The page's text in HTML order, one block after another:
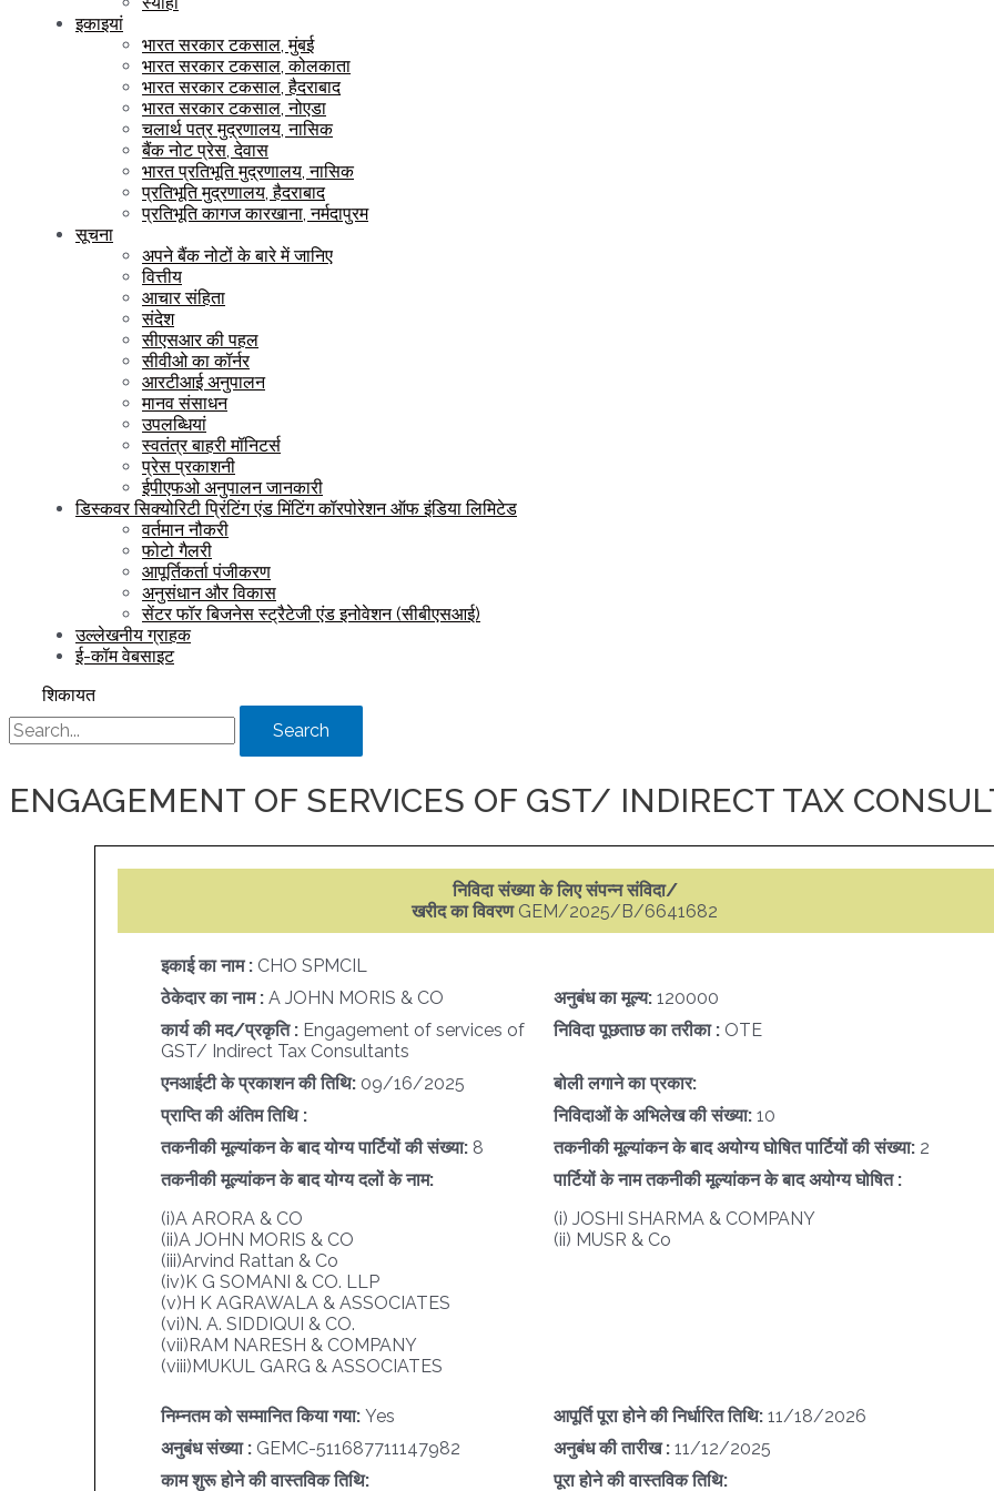
इकाइयां
भारत सरकार टकसाल, मुंबई
भारत सरकार टकसाल, कोलकाता
भारत सरकार टकसाल, हैदराबाद
भारत सरकार टकसाल, नोएडा
चलार्थ पत्र मुद्रणालय, नासिक
बैंक नोट प्रेस, देवास
भारत प्रतिभूति मुद्रणालय, नासिक
प्रतिभूति मुद्रणालय, हैदराबाद
प्रतिभूति कागज कारखाना, नर्मदापुरम
सूचना
अपने बैंक नोटों के बारे में जानिए
वित्तीय
आचार संहिता
संदेश
सीएसआर की पहल
सीवीओ का कॉर्नर
आरटीआई अनुपालन
मानव संसाधन
उपलब्धियां
स्वतंत्र बाहरी मॉनिटर्स
प्रेस प्रकाशनी
ईपीएफओ अनुपालन जानकारी
डिस्कवर सिक्योरिटी प्रिंटिंग एंड मिंटिंग कॉरपोरेशन ऑफ इंडिया लिमिटेड
वर्तमान नौकरी
फोटो गैलरी
आपूर्तिकर्ता पंजीकरण
अनुसंधान और विकास
सेंटर फॉर बिजनेस स्ट्रैटेजी एंड इनोवेशन (सीबीएसआई)
उल्लेखनीय ग्राहक
ई-कॉम वेबसाइट
शिकायत
Search
ENGAGEMENT OF SERVICES OF GST/ INDIRECT TAX
निविदा संख्या के लिए संपन्न संविदा/
खरीद का विवरण GEM/2025/B/6641682
इकाई का नाम : CHO SPMCIL
ठेकेदार का नाम :A JOHN MORIS & CO अनुबंध का मूल्य: 120000
कार्य की मद/प्रकृति : Engagement of services of
GST/ Indirect Tax Consultants
निविदा पूछताछ का तरीका : OTE
एनआईटी के प्रकाशन की तिथि: 09/16/2025
बोली लगाने का प्रकार:
प्राप्ति की अंतिम तिथि :
निविदाओं के अभिलेख की संख्या: 10
तकनीकी मूल्यांकन के बाद योग्य पार्टियों की संख्या: 8 तकनीकी मूल्यांकन के बाद अयोग्य घोषित पार्टियों की संख्या: 2
तकनीकी मूल्यांकन के बाद योग्य दलों के नाम:
(i)A ARORA & CO
(ii)A JOHN MORIS & CO
(iii)Arvind Rattan & Co
(iv)K G SOMANI & CO. LLP
(v)H K AGRAWALA & ASSOCIATES
(vi)N. A. SIDDIQUI & CO.
(vii)RAM NARESH & COMPANY
(viii)MUKUL GARG & ASSOCIATES
पार्टियों के नाम तकनीकी मूल्यांकन के बाद अयोग्य घोषित :
(i) JOSHI SHARMA & COMPANY
(ii) MUSR & Co
निम्नतम को सम्मानित किया गया:Yes आपूर्ति पूरा होने की निर्धारित तिथि: 11/18/2026
अनुबंध संख्या : GEMC-511687711147982 अनुबंध की तारीख : 11/12/2025
काम शुरू होने की वास्तविक तिथि:
पूरा होने की वास्तविक तिथि: